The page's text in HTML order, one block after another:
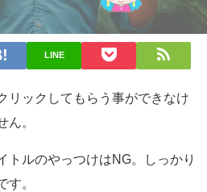
LINE
リックしてもらう事ができなけ
ん。
トルのやっつけはNG。しっかり
す。